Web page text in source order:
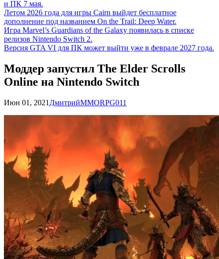
и ПК 7 мая.
Летом 2026 года для игры Cairn выйдет бесплатное
дополнение под названием On the Trail: Deep Water.
Игра Marvel’s Guardians of the Galaxy появилась в списке
релизов Nintendo Switch 2.
Версия GTA VI для ПК может выйти уже в феврале 2027 года.
Моддер запустил The Elder Scrolls
Online на Nintendo Switch
Июн 01, 2021 ДмитрийMMORPG011